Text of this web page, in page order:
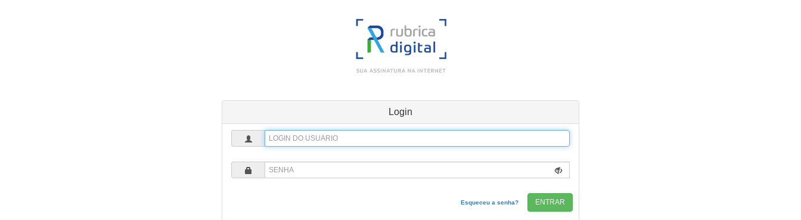
Login
Esqueceu a senha?